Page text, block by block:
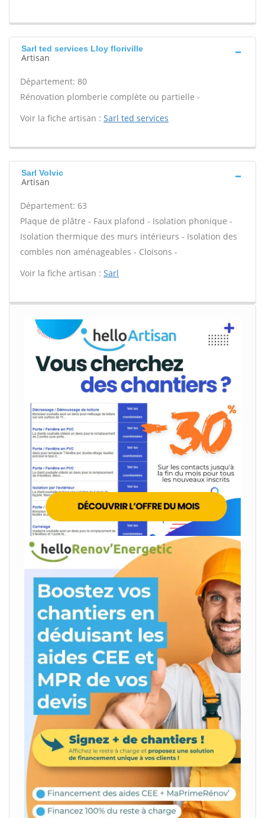
Sarl ted services Lloy floriville
Artisan
Département: 80
Rénovation plomberie complète ou partielle -
Voir la fiche artisan : Sarl ted services
Sarl Volvic
Artisan
Département: 63
Plaque de plâtre - Faux plafond - Isolation phonique -
Isolation thermique des murs intérieurs - Isolation des
combles non aménageables - Cloisons -
Voir la fiche artisan : Sarl